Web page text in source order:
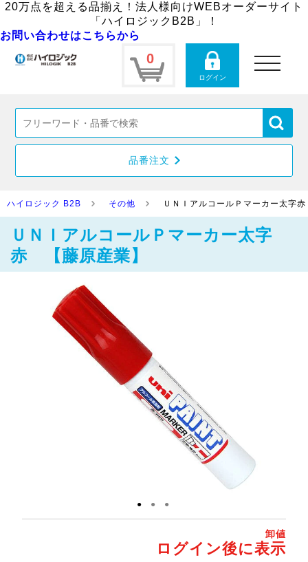
20万点を超える品揃え！法人様向けWEBオーダーサイト
「ハイロジックB2B」！
お問い合わせはこちらから
0
ログイン
toggle
navigation
品番注文
ハイロジック B2B その他 ＵＮＩアルコールＰマーカー太字
ＵＮＩアルコールＰマーカー太字
赤 【藤原産業】
● ● ●
卸値
ログイン後に表示